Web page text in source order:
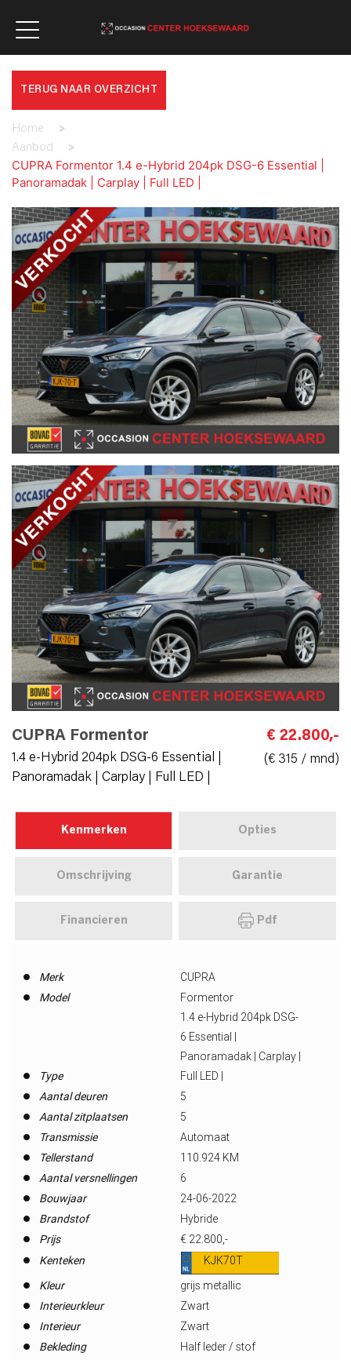
TERUG NAAR OVERZICHT
Home
>
Aanbod
>
CUPRA Formentor 1.4 e-Hybrid 204pk DSG-6 Essential |
Panoramadak | Carplay | Full LED |
CUPRA Formentor
1.4 e-Hybrid 204pk DSG-6 Essential |
Panoramadak | Carplay | Full LED |
€ 22.800,-
(€ 315 / mnd)
Kenmerken Opties
Omschrijving Garantie
Financieren Pdf
Merk
CUPRA
Model
Formentor
Type
1.4 e-Hybrid 204pk DSG-
6 Essential |
Panoramadak | Carplay |
Full LED |
Aantal deuren
5
Aantal zitplaatsen
5
Transmissie
Automaat
Tellerstand
110.924 KM
Aantal versnellingen
6
Bouwjaar
24-06-2022
Brandstof
Hybride
Prijs
€ 22.800,-
Kenteken
KJK70T
Kleur
grijs metallic
Interieurkleur
Zwart
Interieur
Zwart
Bekleding
Half leder / stof